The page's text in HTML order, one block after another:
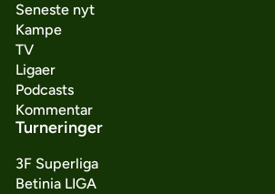
Seneste nyt
Kampe
TV
Ligaer
Podcasts
Kommentar
Turneringer
3F Superliga
Betinia LIGA